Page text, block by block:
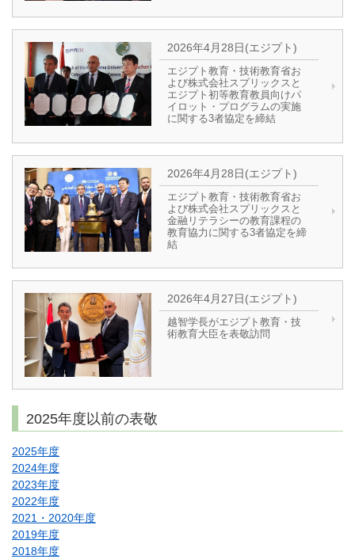
2026年4月28日(エジプト)
エジプト教育・技術教育省お
よび株式会社スプリックスと
エジプト初等教育教員向けパ
イロット・プログラムの実施
に関する3者協定を締結
2026年4月28日(エジプト)
エジプト教育・技術教育省お
よび株式会社スプリックスと
金融リテラシーの教育課程の
教育協力に関する3者協定を締
結
2026年4月27日(エジプト)
越智学長がエジプト教育・技
術教育大臣を表敬訪問
2025年度以前の表敬
2025年度
2024年度
2023年度
2022年度
2021・2020年度
2019年度
2018年度